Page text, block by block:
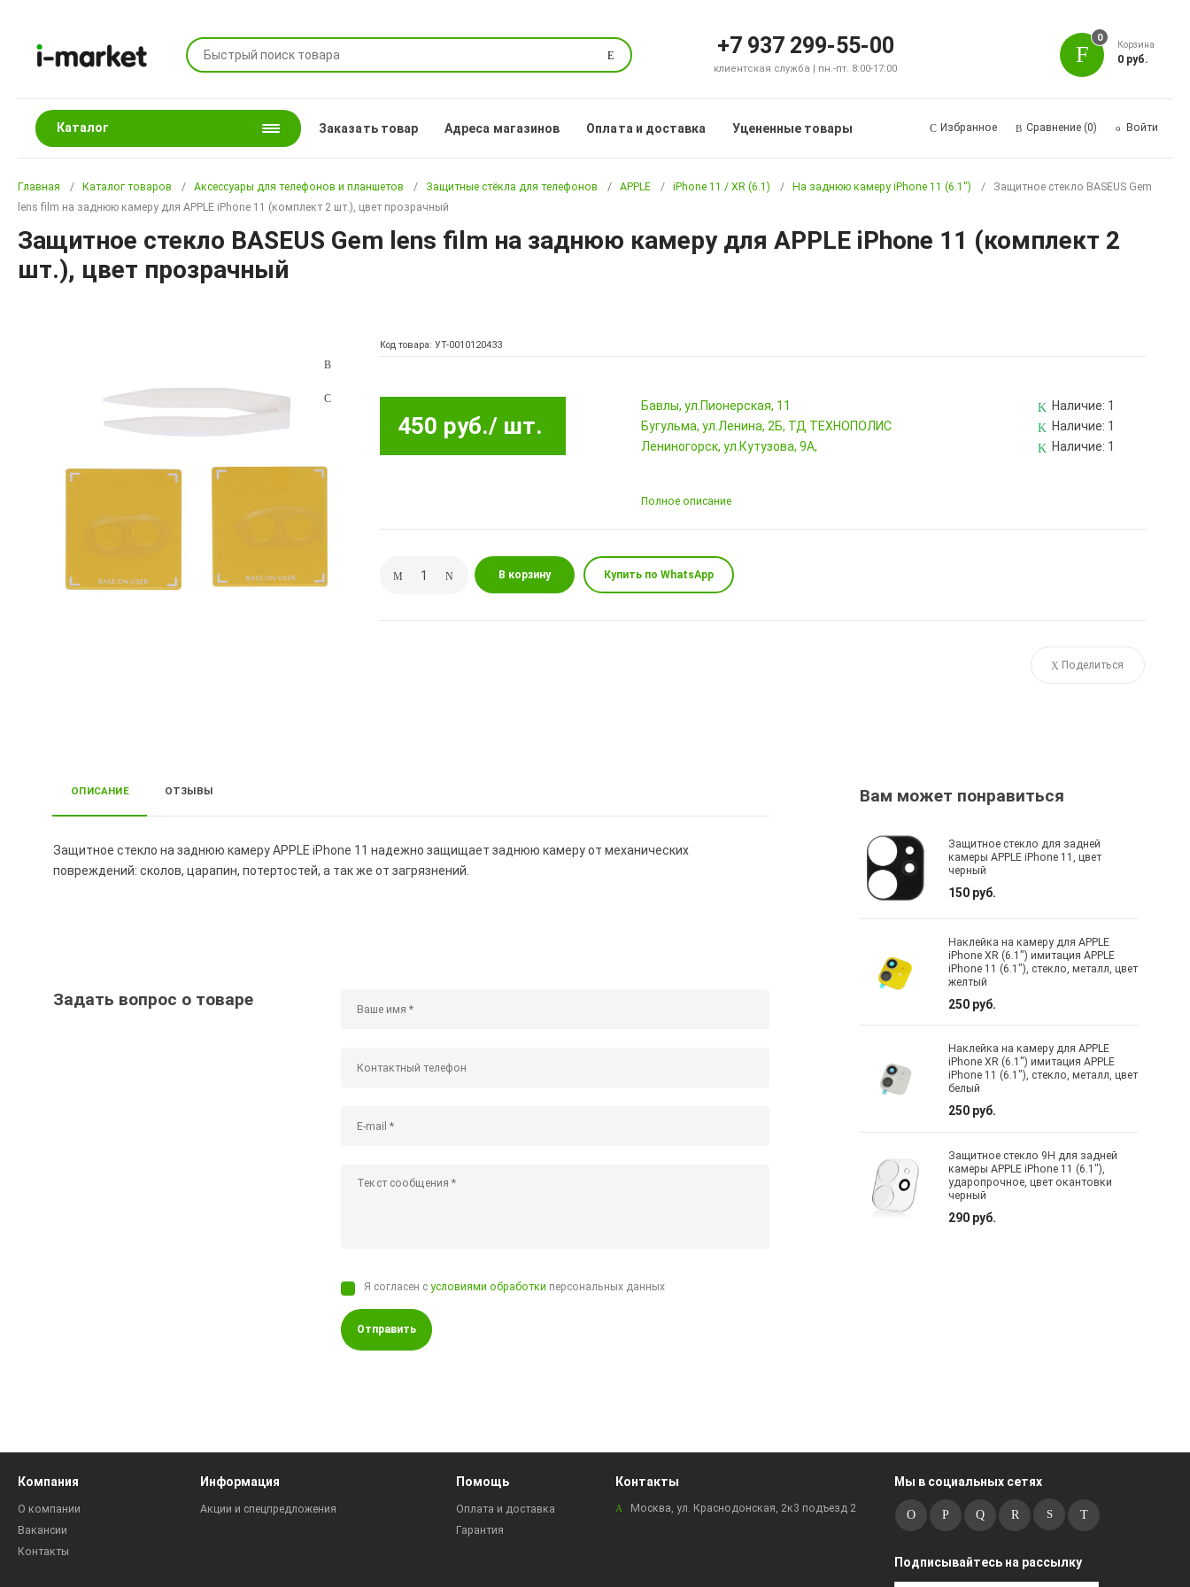
Поиск +7 937 299-55-00
клиентская служба | пн.-пт. 8:00-17:00
0
Корзина
0 руб.
Каталог Заказать товар Адреса магазинов Оплата и доставка Уцененные товары Избранное Сравнение (0) Войти
Главная Каталог товаров Аксессуары для телефонов и планшетов Защитные стёкла для телефонов APPLE iPhone 11 / XR (6.1) На заднюю камеру iPhone 11 (6.1")
Защитное стекло BASEUS Gem
lens film на заднюю камеру для APPLE iPhone 11 (комплект 2 шт.), цвет прозрачный
Защитное стекло BASEUS Gem lens film на заднюю камеру для APPLE iPhone 11 (комплект 2
шт.), цвет прозрачный
Код товара: УТ-0010120433
450 руб./ шт.
Бавлы, ул.Пионерская, 11 Наличие: 1
Бугульма, ул.Ленина, 2Б, ТД ТЕХНОПОЛИС
Наличие: 1
Лениногорск, ул.Кутузова, 9А,
Наличие: 1
Полное описание
В корзину Купить по WhatsApp
Поделиться
ОПИСАНИЕ ОТЗЫВЫ
Защитное стекло на заднюю камеру APPLE iPhone 11 надежно защищает заднюю камеру от механических
повреждений: сколов, царапин, потертостей, а так же от загрязнений.
Задать вопрос о товаре
Я согласен сусловиями обработки персональных данных
Отправить
Вам может понравиться
Защитное стекло для задней
камеры APPLE iPhone 11, цвет
черный
150 руб.
Наклейка на камеру для APPLE
iPhone XR (6.1") имитация APPLE
iPhone 11 (6.1"), стекло, металл, цвет
желтый
250 руб.
Наклейка на камеру для APPLE
iPhone XR (6.1") имитация APPLE
iPhone 11 (6.1"), стекло, металл, цвет
белый
250 руб.
Защитное стекло 9H для задней
камеры APPLE iPhone 11 (6.1"),
ударопрочное, цвет окантовки
черный
290 руб.
Компания
О компании
Вакансии
Контакты
Информация
Акции и спецпредложения
Помощь
Оплата и доставка
Гарантия
Контакты
Москва, ул. Краснодонская, 2к3 подъезд 2
Мы в социальных сетях
Подписывайтесь на рассылку